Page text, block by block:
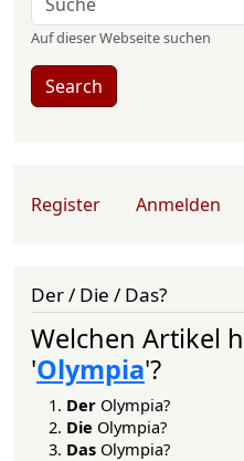
Auf dieser Webseite suchen
Search
User account menu
Register Anmelden
Der / Die / Das?
Welchen Artikel
'Olympia'?
Der Olympia?
Die Olympia?
Das Olympia?